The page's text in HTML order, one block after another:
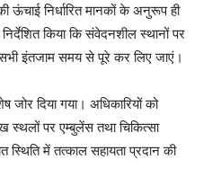
ऊंचाई निर्धारित मानकों के अनुरूप ही
किया कि संवेदनशील स्थानों पर
इंतजाम समय से पूरे कर लिए जाएं।
दिया गया। अधिकारियों को
स्थलों पर एम्बुलेंस तथा चिकित्सा
स्थिति में तत्काल सहायता प्रदान की